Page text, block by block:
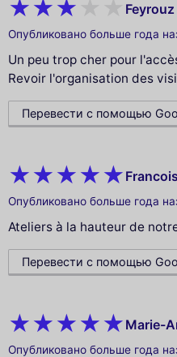
Feyrouz
Опубликовано больше года
Un peu trop cher pour
Revoir l'organisation des
Перевести с помощью
Опубликовано больше года
Ateliers à la hauteur de
Перевести с помощью
Marie-
Опубликовано больше года